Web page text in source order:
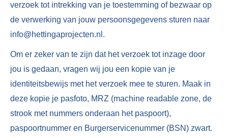
verzoek tot intrekking van je toestemming of bezwaar op
de verwerking van jouw persoonsgegevens sturen naar
info@hettingaprojecten.nl.
Om er zeker van te zijn dat het verzoek tot inzage door
jou is gedaan, vragen wij jou een kopie van je
identiteitsbewijs met het verzoek mee te sturen. Maak in
deze kopie je pasfoto, MRZ (machine readable zone, de
strook met nummers onderaan het paspoort),
paspoortnummer en Burgerservicenummer (BSN) zwart.